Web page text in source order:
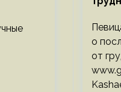
о
от